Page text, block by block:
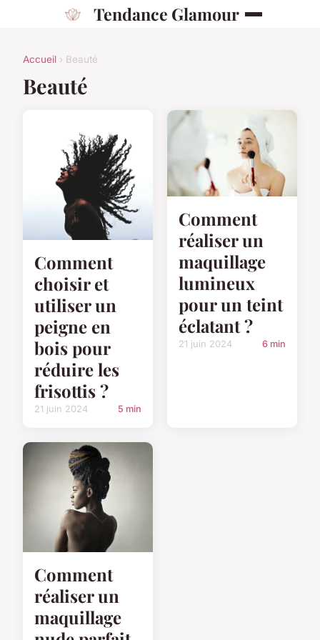
Tendance Glamour
Accueil › Beauté
Beauté
Comment
choisir et
utiliser un
peigne en
bois pour
réduire les
frisottis ?
21 juin 2024 5 min
Comment
réaliser un
maquillage
lumineux
pour un teint
éclatant ?
21 juin 2024 6 min
Comment
réaliser un
maquillage